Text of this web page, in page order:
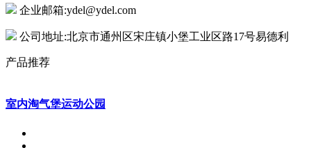
企业邮箱:ydel@ydel.com
公司地址:北京市通州区宋庄镇小堡工业区路17号易德利
产品推荐
室内淘气堡运动公园